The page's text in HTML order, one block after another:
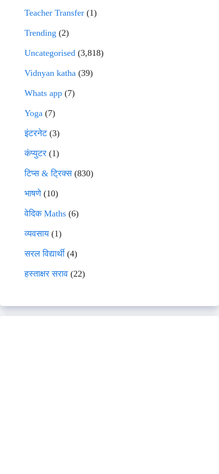
Teacher Transfer (1)
Trending (2)
Uncategorised (3,818)
Vidnyan katha (39)
Whats app (7)
Yoga (7)
इंटरनेट(3)
कंप्युटर (1)
टिप्स & ट्रिक्स(830)
भाषणे(10)
वेदिक Maths (6)
व्यवसाय(1)
सरल विद्यार्थी(4)
हस्ताक्षर सराव (22)